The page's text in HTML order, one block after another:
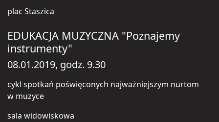
plac Staszica
EDUKACJA MUZYCZNA "Poznajemy
instrumenty"
08.01.2019, godz. 9.30
cykl spotkań poświęconych najważniejszym nurtom
w muzyce
sala widowiskowa